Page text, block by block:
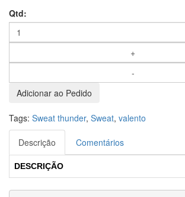
Qtd:
Adicionar ao Pedido
Tags: Sweat thunder, Sweat, valento
Descrição Comentários
DESCRIÇÃO